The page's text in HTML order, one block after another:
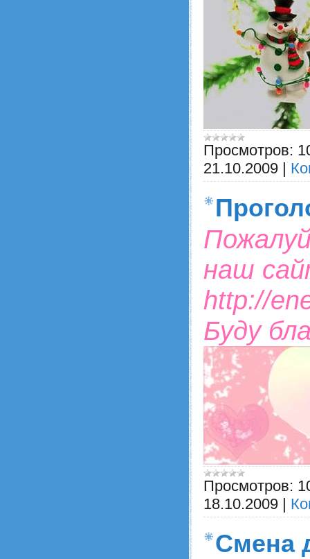
Просмотров:
21.10.2009 |
наш
http://
Буду
Просмотров:
18.10.2009 |
Смена